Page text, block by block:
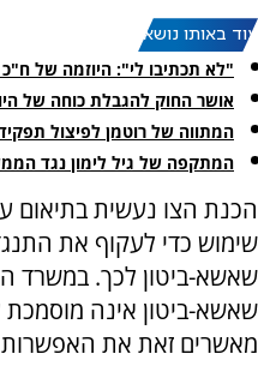
עוד באותו נושא:
"לא תכתיבו לי": היוזמה של
אושר החוק להגבלת כוחה של
המתווה של רוטמן לפיצול
המתקפה של גיל לימון נגד
הכנת הצו נעשית בתיאום
שימוש כדי לעקוף את
שאשא-ביטון לכך. במשרד
שאשא-ביטון אינה
מאשרים זאת את האפשרות